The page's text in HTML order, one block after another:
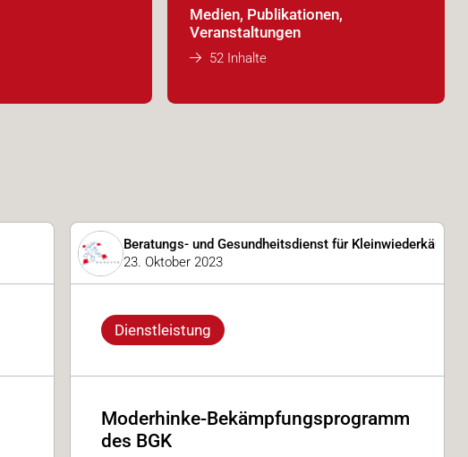
Medien, Publikationen,
Veranstaltungen
52 Inhalte
Beratungs- und Gesundheitsdienst für Kleinwiederkäuer
23. Oktober 2023
Dienstleistung
Moderhinke-Bekämpfungsprogramm
des BGK